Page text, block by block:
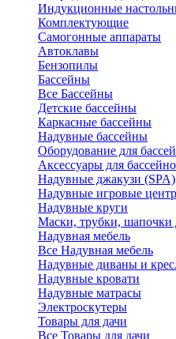
Индукционные
Комплектующие
Самогонные аппараты
Автоклавы
Бензопилы
Бассейны
Все Бассейны
Детские бассейны
Каркасные бассейны
Надувные бассейны
Оборудование для
Аксессуары для
Надувные джакузи (SPA)
Надувные игровые
Надувные круги
Маски, трубки, шапочки
Надувная мебель
Все Надувная мебель
Надувные диваны и
Надувные кровати
Надувные матрасы
Электроскутеры
Товары для дачи
Все Товары для дачи